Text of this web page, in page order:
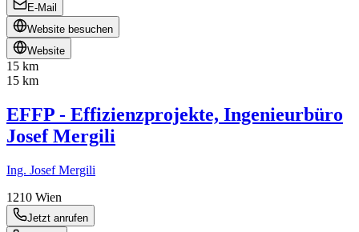
E-Mail
Website besuchen
Website
15 km
15 km
EFFP - Effizienzprojekte, Ingenieurbüro
Josef Mergili
Ing. Josef Mergili
1210 Wien
Jetzt anrufen